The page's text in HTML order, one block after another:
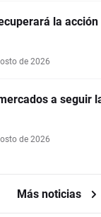
la acción
de 2026
a seguir
de 2026
Más noticias